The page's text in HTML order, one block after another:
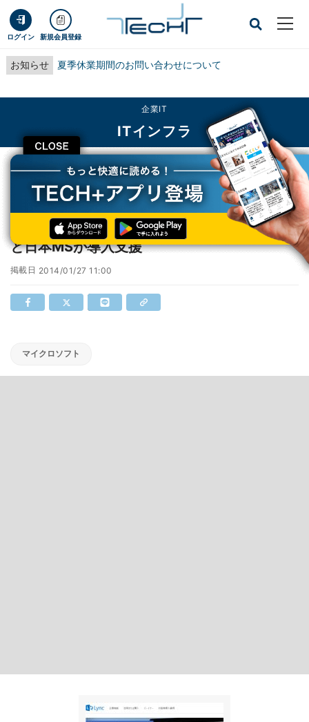
ログイン 新規会員登録
お知らせ 夏季休業期間のお問い合わせについて
CLOSE
企業IT
ITインフラ
TECH+ 企業IT
ITインフラ
東芝グループ、Microsoft Lyncを採用 - KDDIと日本MSが導入支援
東芝グループ、Microsoft Lyncを採用 - KDDI
と日本MSが導入支援
掲載日 2014/01/27 11:00
マイクロソフト